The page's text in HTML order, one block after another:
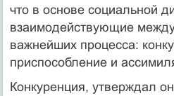
что в основе со­циальной
взаимодействующие
важнейших процесса:
приспособ­ление и
Конкуренция, утверждал